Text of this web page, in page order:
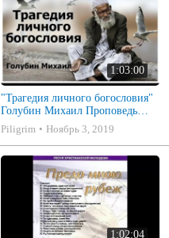
1:03:00
"Трагедия личного богословия"
Голубин Михаил Проповедь
2019
Piligrim Ноябрь 3, 2019
1:02:04